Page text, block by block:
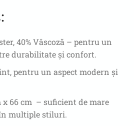
40% Vâscoză – pentru un
durabilitate și confort.
pentru un aspect modern și
x 66 cm – suficient de mare
multiple stiluri.